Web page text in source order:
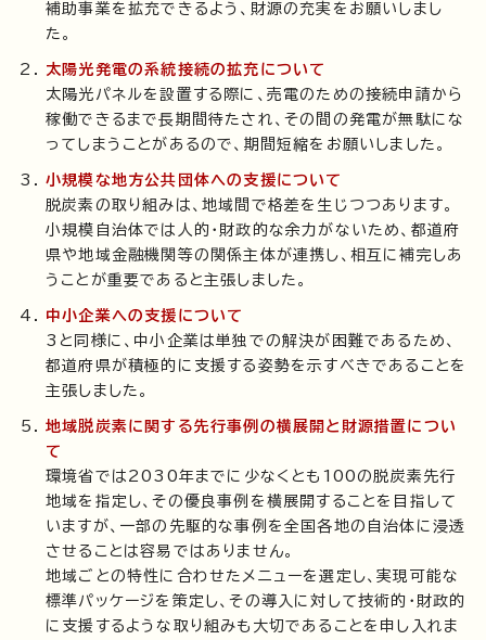
補助事業を拡充できるよう、財源の充実をお願いしまし
た。
太陽光発電の系統接続の拡充について
太陽光パネルを設置する際に、売電のための接続申請から
稼働できるまで長期間待たされ、その間の発電が無駄にな
ってしまうことがあるので、期間短縮をお願いしました。
小規模な地方公共団体への支援について
脱炭素の取り組みは、地域間で格差を生じつつあります。
小規模自治体では人的・財政的な余力がないため、都道府
県や地域金融機関等の関係主体が連携し、相互に補完しあ
うことが重要であると主張しました。
中小企業への支援について
3と同様に、中小企業は単独での解決が困難であるため、
都道府県が積極的に支援する姿勢を示すべきであることを
主張しました。
地域脱炭素に関する先行事例の横展開と財源措置につい
て
環境省では2030年までに少なくとも100の脱炭素先行
地域を指定し、その優良事例を横展開することを目指して
いますが、一部の先駆的な事例を全国各地の自治体に浸透
させることは容易ではありません。
地域ごとの特性に合わせたメニューを選定し、実現可能な
標準パッケージを策定し、その導入に対して技術的・財政的
に支援するような取り組みも大切であることを申し入れま